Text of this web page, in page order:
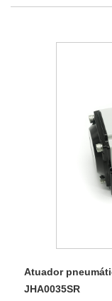
Atuador
JHA0035SR